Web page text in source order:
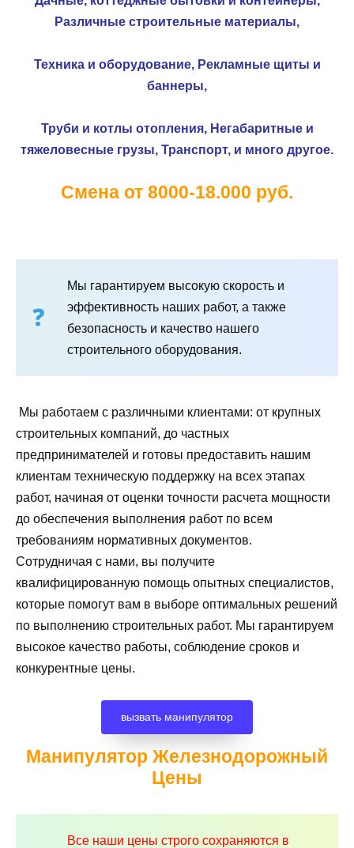
Различные строительные материалы,
Техника и оборудование, Рекламные щиты и
баннеры,
Труби и котлы отопления, Негабаритные и
тяжеловесные грузы, Транспорт, и много другое.
Смена от 8000-18.000 руб.
Мы гарантируем высокую скорость и
эффективность наших работ, а также
безопасность и качество нашего
строительного оборудования.
Мы работаем с различными клиентами: от крупных
строительных компаний, до частных
предпринимателей и готовы предоставить нашим
клиентам техническую поддержку на всех этапах
работ, начиная от оценки точности расчета мощности
до обеспечения выполнения работ по всем
требованиям нормативных документов.
Сотрудничая с нами, вы получите
квалифицированную помощь опытных специалистов,
которые помогут вам в выборе оптимальных решений
по выполнению строительных работ. Мы гарантируем
высокое качество работы, соблюдение сроков и
конкурентные цены.
вызвать манипулятор
Манипулятор Железнодорожный
Цены
Все наши цены строго сохраняются в